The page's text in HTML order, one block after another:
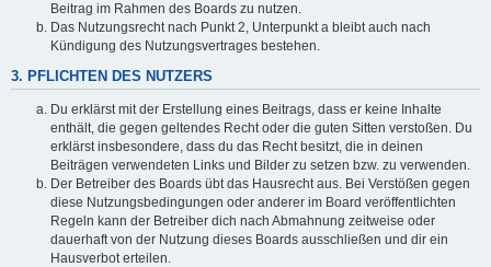
Beitrag im Rahmen des Boards zu nutzen.
Das Nutzungsrecht nach Punkt 2, Unterpunkt a bleibt auch nach
Kündigung des Nutzungsvertrages bestehen.
3. PFLICHTEN DES NUTZERS
Du erklärst mit der Erstellung eines Beitrags, dass er keine Inhalte
enthält, die gegen geltendes Recht oder die guten Sitten verstoßen. Du
erklärst insbesondere, dass du das Recht besitzt, die in deinen
Beiträgen verwendeten Links und Bilder zu setzen bzw. zu verwenden.
Der Betreiber des Boards übt das Hausrecht aus. Bei Verstößen gegen
diese Nutzungsbedingungen oder anderer im Board veröffentlichten
Regeln kann der Betreiber dich nach Abmahnung zeitweise oder
dauerhaft von der Nutzung dieses Boards ausschließen und dir ein
Hausverbot erteilen.